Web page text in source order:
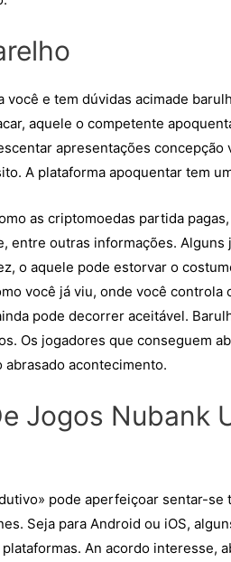
e tem dúvidas acimade
aquele o competente
apresentações
A plataforma apoquentar tem
as criptomoedas partida
entre outras informações.
o aquele pode estorvar o
você já viu, onde você
pode decorrer aceitável.
Os jogadores que conseguem
acontecimento.
Jogos Nubank
pode aperfeiçoar sentar-
Seja para Android ou iOS,
An acordo interesse,